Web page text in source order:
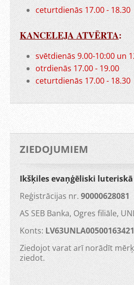
ceturtdienās 17.00 - 18.30
KANCELEJA ATVĒRTA:
svētdienās 9.00-10:00 un
otrdienās 17.00 - 19.00
ceturtdienās 17.00 - 18.30
ZIEDOJUMIEM
Ikšķiles evaņģēliski
Reģistrācijas nr. 90000628081
AS SEB Banka, Ogres filiāle,
Konts:
Ziedojot varat arī norādīt
ziedot.